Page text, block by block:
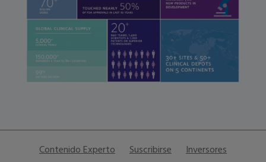
Contenido Experto Suscribirse
Inversores